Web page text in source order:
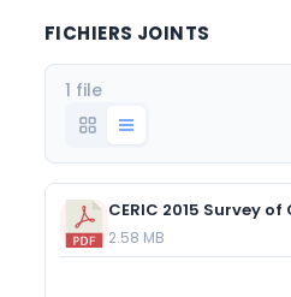
FICHIERS JOINTS
1 file
2.58 MB